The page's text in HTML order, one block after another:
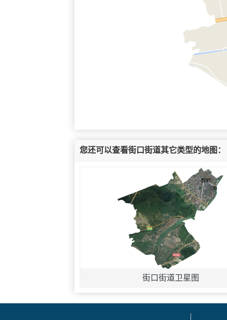
您还可以查看街口街道其它类型的地图：
街口街道卫星图